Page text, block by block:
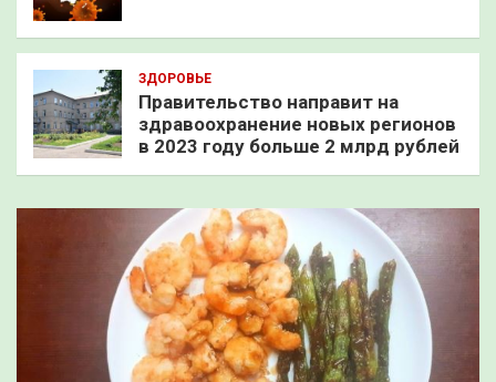
ЗДОРОВЬЕ
Правительство направит на
здравоохранение новых регионов
в 2023 году больше 2 млрд рублей